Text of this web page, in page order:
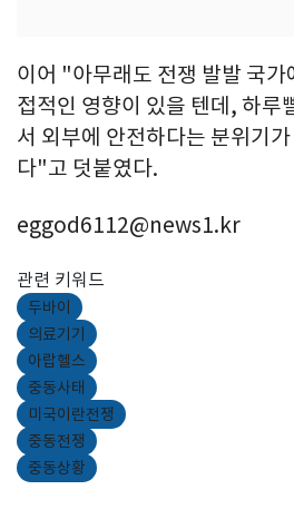
이어 "아무래도 전쟁 발발 국가
접적인 영향이 있을 텐데, 하루
서 외부에 안전하다는 분위기
다"고 덧붙였다.
eggod6112@news1.kr
관련 키워드
두바이
의료기기
아랍헬스
중동사태
미국이란전쟁
중동전쟁
중동상황